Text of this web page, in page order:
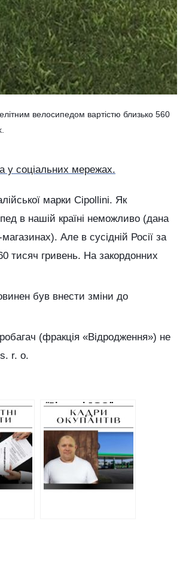
велосипедом вартістю близько 560
у соціальних мережах.
марки Сipollini. Як
в нашій країні неможливо (дана
Але в сусідній Росії за
тисяч гривень. На закордонних
був внести зміни до
(фракція «Відродження») не
r. o.
хоча
“Віджаті АЗС” та
зв’язки з
російськими
окупантами: суд
виніс заочний
вирок
підприємцю